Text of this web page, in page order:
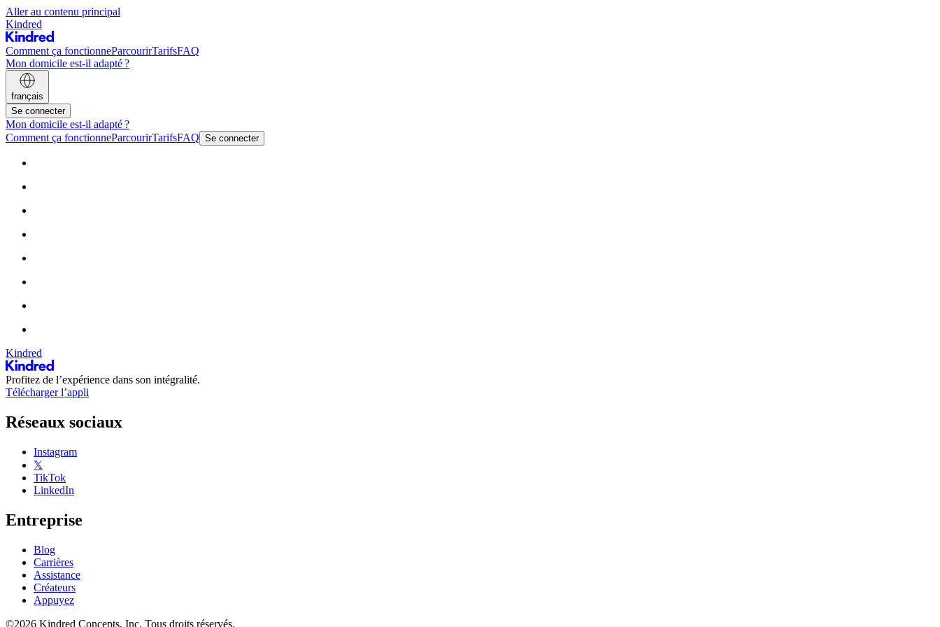
Aller au contenu principal
Kindred
Comment ça fonctionneParcourirTarifsFAQ
Mon domicile est-il adapté ?
français
Se connecter
Mon domicile est-il adapté ?
Comment ça fonctionneParcourirTarifsFAQ Se connecter
Kindred
Profitez de l’expérience dans son intégralité.
Télécharger l’appli
Réseaux sociaux
Instagram
𝕏
TikTok
LinkedIn
Entreprise
Blog
Carrières
Assistance
Créateurs
Appuyez
©2026 Kindred Concepts, Inc. Tous droits réservés.